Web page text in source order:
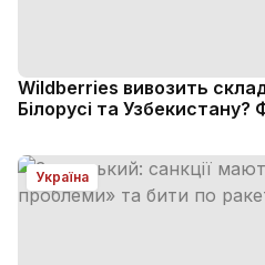
Wildberries вивозить
Білорусі та Узбекистану?
Україна